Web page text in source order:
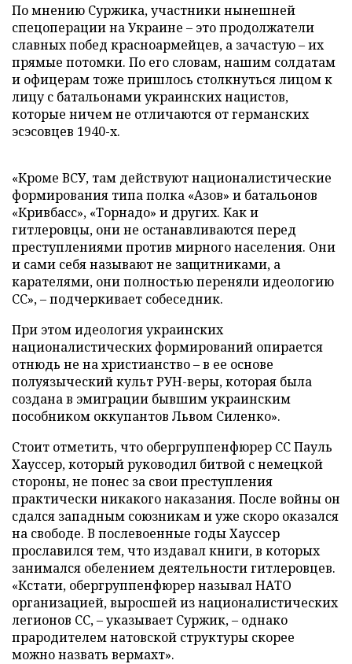
По мнению Суржика, участники нынешней
спецоперации на Украине – это продолжатели
славных побед красноармейцев, а зачастую – их
прямые потомки. По его словам, нашим солдатам
и офицерам тоже пришлось столкнуться лицом к
лицу с батальонами украинских нацистов,
которые ничем не отличаются от германских
эсэсовцев 1940-х.
«Кроме ВСУ, там действуют националистические
формирования типа полка «Азов» и батальонов
«Кривбасс», «Торнадо» и других. Как и
гитлеровцы, они не останавливаются перед
преступлениями против мирного населения. Они
и сами себя называют не защитниками, а
карателями, они полностью переняли идеологию
СС», – подчеркивает собеседник.
При этом идеология украинских
националистических формирований опирается
отнюдь не на христианство – в ее основе
полуязыческий культ РУН-веры, которая была
создана в эмиграции бывшим украинским
пособником оккупантов Львом Силенко».
Стоит отметить, что обергруппенфюрер СС Пауль
Хауссер, который руководил битвой с немецкой
стороны, не понес за свои преступления
практически никакого наказания. После войны он
сдался западным союзникам и уже скоро оказался
на свободе. В послевоенные годы Хауссер
прославился тем, что издавал книги, в которых
занимался обелением деятельности гитлеровцев.
«Кстати, обергруппенфюрер называл НАТО
организацией, выросшей из националистических
легионов СС, – указывает Суржик, – однако
прародителем натовской структуры скорее
можно назвать вермахт».